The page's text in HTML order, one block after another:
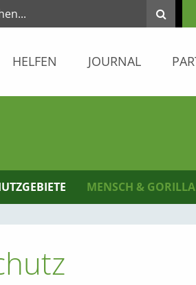
HELFEN JOURNAL
MENSCH & GORILLA